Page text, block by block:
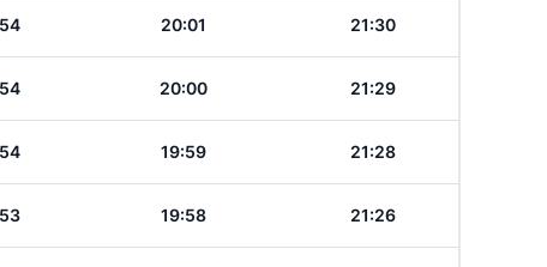
20:01 21:30
20:00 21:29
19:59 21:28
19:58 21:26